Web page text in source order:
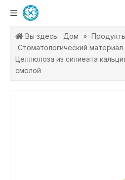
Вы здесь: Дом »
Стоматологический материал
Целлюлоза из силиеата
смолой